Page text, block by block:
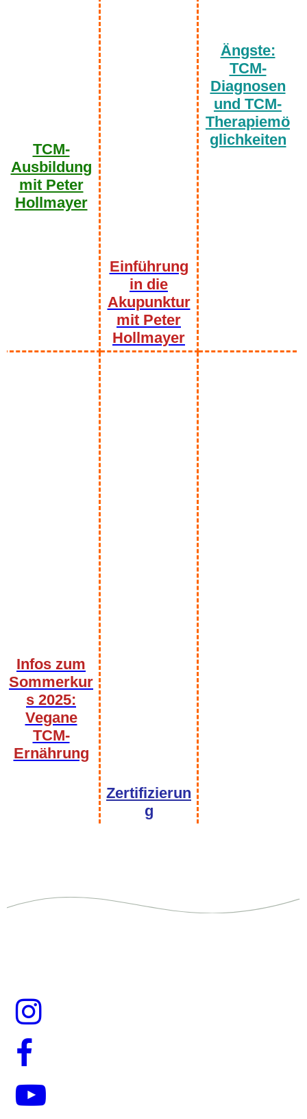
TCM-
Ausbildung
mit Peter
Hollmayer
Einführung
in die
Akupunktur
mit Peter
Hollmayer
Ängste:
TCM-
Diagnosen
und TCM-
Therapiemö
glichkeiten
Infos zum
Sommerkur
s 2025:
Vegane
TCM-
Ernährung
Zertifizierun
g